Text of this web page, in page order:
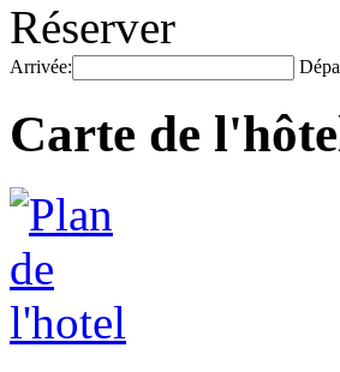
Réserver
Arrivée:
Carte de